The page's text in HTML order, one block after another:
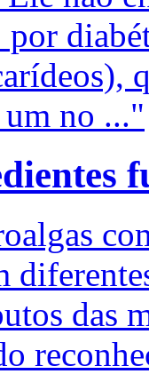
por
um no ..."
das